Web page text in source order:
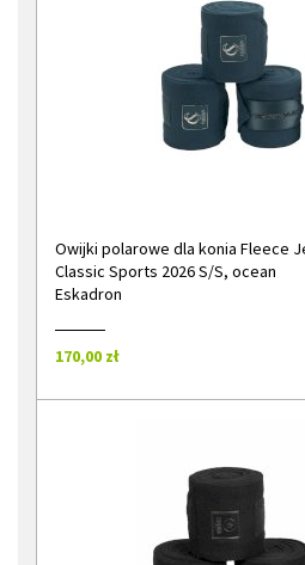
Owijki polarowe dla konia Fleece
Classic Sports 2026 S/S, ocean
Eskadron
170,00 zł